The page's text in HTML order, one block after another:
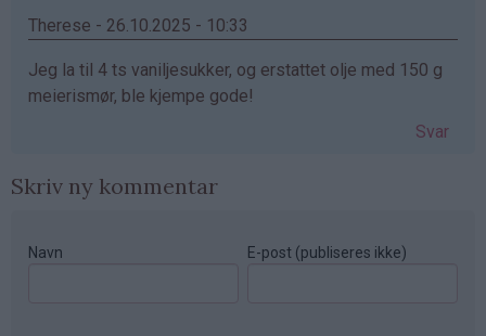
Therese - 26.10.2025 - 10:33
Jeg la til 4 ts vaniljesukker, og erstattet olje med 150 g
meierismør, ble kjempe gode!
Svar
Skriv ny kommentar
Navn E-post (publiseres ikke)